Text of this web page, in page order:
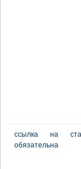
ссылка на
обязательна